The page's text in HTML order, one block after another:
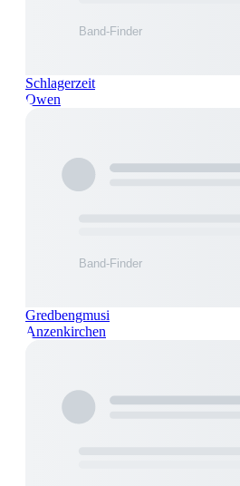
Schlagerzeit
Owen
Gredbengmusi
Anzenkirchen